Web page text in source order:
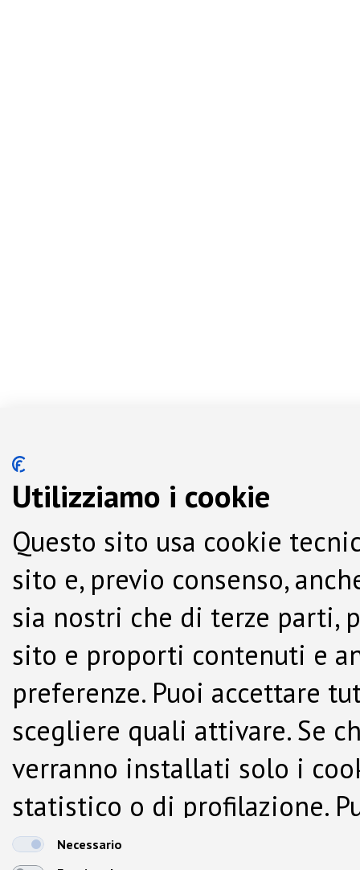
Utilizziamo i cookie
Questo sito usa cookie
sito e, previo consenso,
sia nostri che di terze parti,
sito e proporti contenuti e
preferenze. Puoi accettare
scegliere quali attivare. Se
verranno installati solo i
statistico o di profilazione.
dalla Cookie Policy.
Necessario